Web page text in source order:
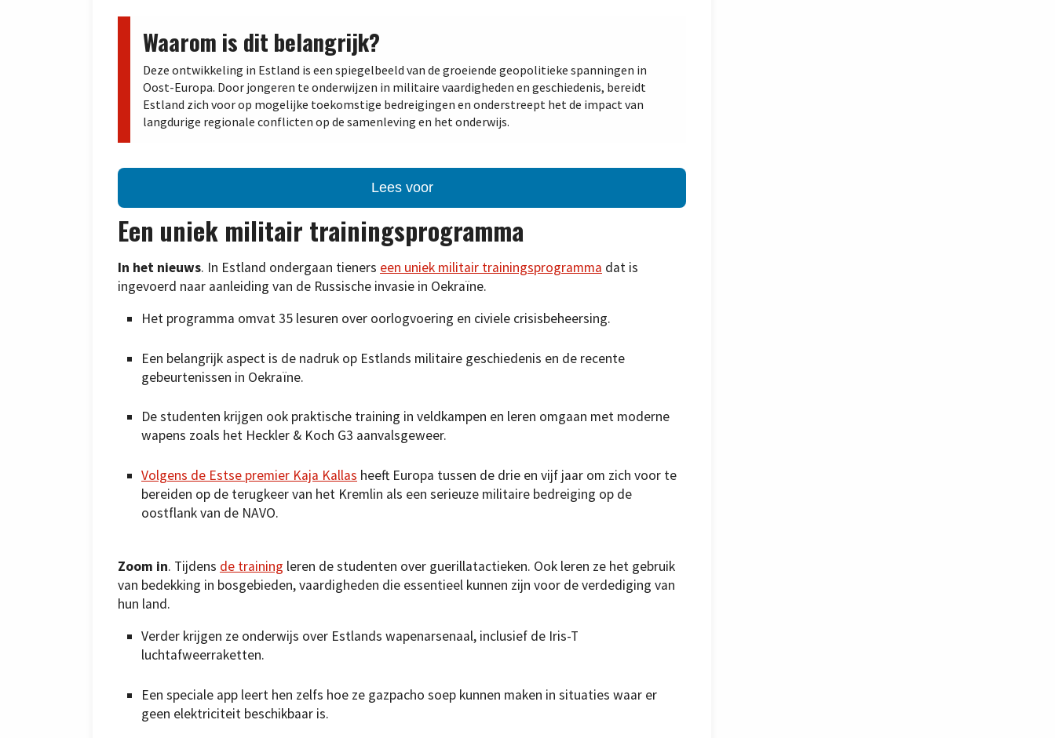
Waarom is dit belangrijk?
Deze ontwikkeling in Estland is een spiegelbeeld van de groeiende geopolitieke spanningen in
Oost-Europa. Door jongeren te onderwijzen in militaire vaardigheden en geschiedenis, bereidt
Estland zich voor op mogelijke toekomstige bedreigingen en onderstreept het de impact van
langdurige regionale conflicten op de samenleving en het onderwijs.
Lees voor
Een uniek militair trainingsprogramma
In het nieuws. In Estland ondergaan tieners een uniek militair trainingsprogramma dat is
ingevoerd naar aanleiding van de Russische invasie in Oekraïne.
Het programma omvat 35 lesuren over oorlogvoering en civiele crisisbeheersing.
Een belangrijk aspect is de nadruk op Estlands militaire geschiedenis en de recente
gebeurtenissen in Oekraïne.
De studenten krijgen ook praktische training in veldkampen en leren omgaan met moderne
wapens zoals het Heckler & Koch G3 aanvalsgeweer.
Volgens de Estse premier Kaja Kallas heeft Europa tussen de drie en vijf jaar om zich voor te
bereiden op de terugkeer van het Kremlin als een serieuze militaire bedreiging op de
oostflank van de NAVO.
Zoom in. Tijdens de training leren de studenten over guerillatactieken. Ook leren ze het gebruik
van bedekking in bosgebieden, vaardigheden die essentieel kunnen zijn voor de verdediging van
hun land.
Verder krijgen ze onderwijs over Estlands wapenarsenaal, inclusief de Iris-T
luchtafweerraketten.
Een speciale app leert hen zelfs hoe ze gazpacho soep kunnen maken in situaties waar er
geen elektriciteit beschikbaar is.